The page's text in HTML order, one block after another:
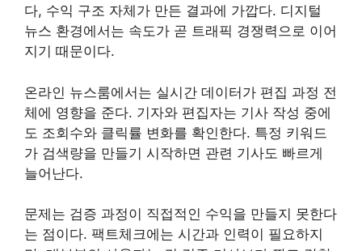
다, 수익 구조 자체가 만든 결과에 가깝다. 디지털
뉴스 환경에서는 속도가 곧 트래픽 경쟁력으로 이어
지기 때문이다.
온라인 뉴스룸에서는 실시간 데이터가 편집 과정 전
체에 영향을 준다. 기자와 편집자는 기사 작성 중에
도 조회수와 클릭률 변화를 확인한다. 특정 키워드
가 검색량을 만들기 시작하면 관련 기사도 빠르게
늘어난다.
문제는 검증 과정이 직접적인 수익을 만들지 못한다
는 점이다. 팩트체크에는 시간과 인력이 필요하지